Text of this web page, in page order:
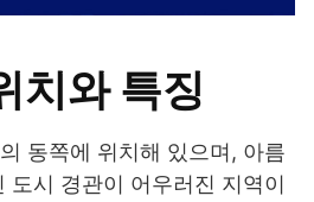
치와 특징
동쪽에 위치해 있으며, 아름
도시 경관이 어우러진 지역이